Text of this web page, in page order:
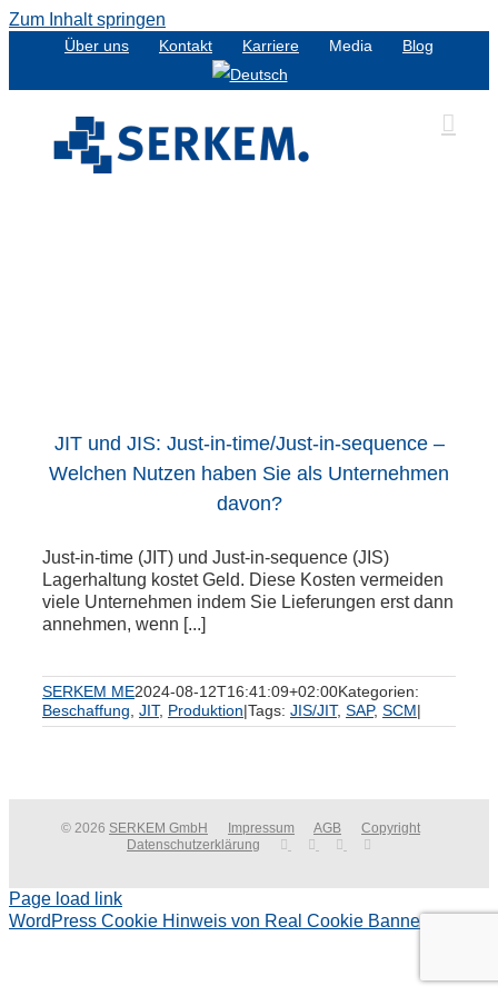
Zum Inhalt springen
Über uns Kontakt Karriere Media Blog
JIT und JIS: Just-in-time/Just-in-sequence –
Welchen Nutzen haben Sie als Unternehmen
davon?
Just-in-time (JIT) und Just-in-sequence (JIS)
Lagerhaltung kostet Geld. Diese Kosten vermeiden
viele Unternehmen indem Sie Lieferungen erst dann
annehmen, wenn [...]
SERKEM ME2024-08-12T16:41:09+02:00Kategorien:
Beschaffung JIT, Produktion|Tags: JIS/JIT, SAP, SCM|
© 2026 SERKEM GmbH Impressum AGB
Copyright
Datenschutzerklärung
Page load link
WordPress Cookie Hinweis von Real Cookie Banner